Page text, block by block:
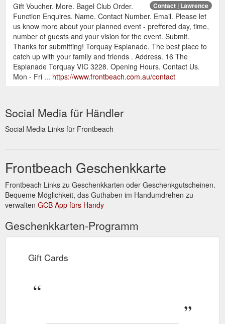
Contact | Lawrence
Gift Voucher. More. Bagel Club Order.
Function Enquires. Name. Contact Number. Email. Please let
us know more about your planned event - preffered day, time,
number of guests and your vision for the event. Submit.
Thanks for submitting! Torquay Esplanade. The best place to
catch up with your family and friends . Address. 16 The
Esplanade Torquay VIC 3228. Opening Hours. Contact Us.
Mon - Fri ... https://www.frontbeach.com.au/contact
Social Media für Händler
Social Media Links für Frontbeach
Frontbeach Geschenkkarte
Frontbeach Links zu Geschenkkarten oder Geschenkgutscheinen.
Bequeme Möglichkeit, das Guthaben im Handumdrehen zu
verwalten GCB App fürs Handy
Geschenkkarten-Programm
Gift Cards